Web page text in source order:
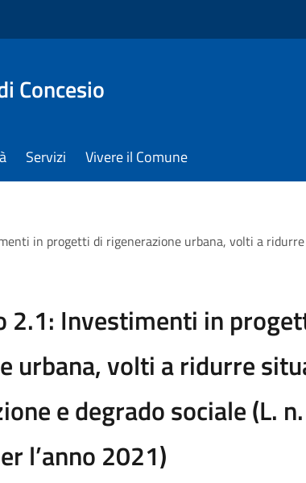
Concesio
Servizi Vivere il Comune
in progetti di rigenerazione urbana, volti a
2.1: Investimenti in
urbana, volti a ridurre
e degrado sociale (L. n.
l’anno 2021)